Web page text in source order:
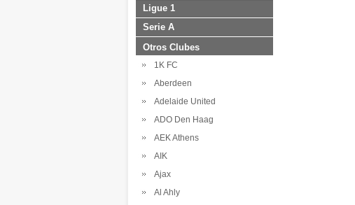
Ligue 1
Serie A
Otros Clubes
1K FC
Aberdeen
Adelaide United
ADO Den Haag
AEK Athens
AIK
Ajax
Al Ahly